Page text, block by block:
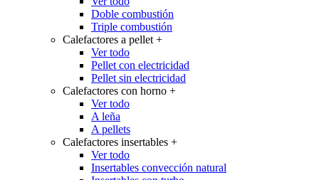
Doble combustión
Triple combustión
Calefactores a pellet +
Ver todo
Pellet con electricidad
Pellet sin electricidad
Calefactores con horno +
Ver todo
A leña
A pellets
Calefactores insertables +
Ver todo
Insertables convección natural